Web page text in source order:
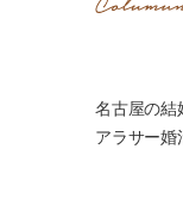
名古屋の結
アラサー婚